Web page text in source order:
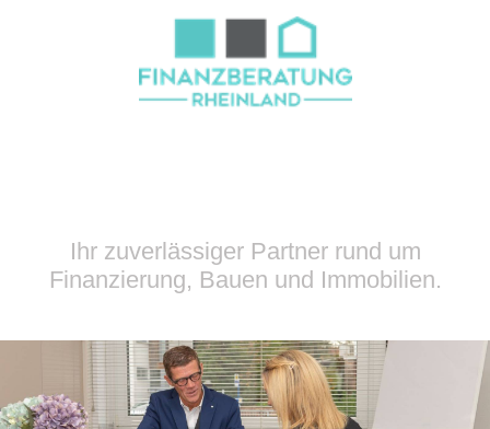
Ihr zuverlässiger Partner rund um
Finanzierung, Bauen und Immobilien.